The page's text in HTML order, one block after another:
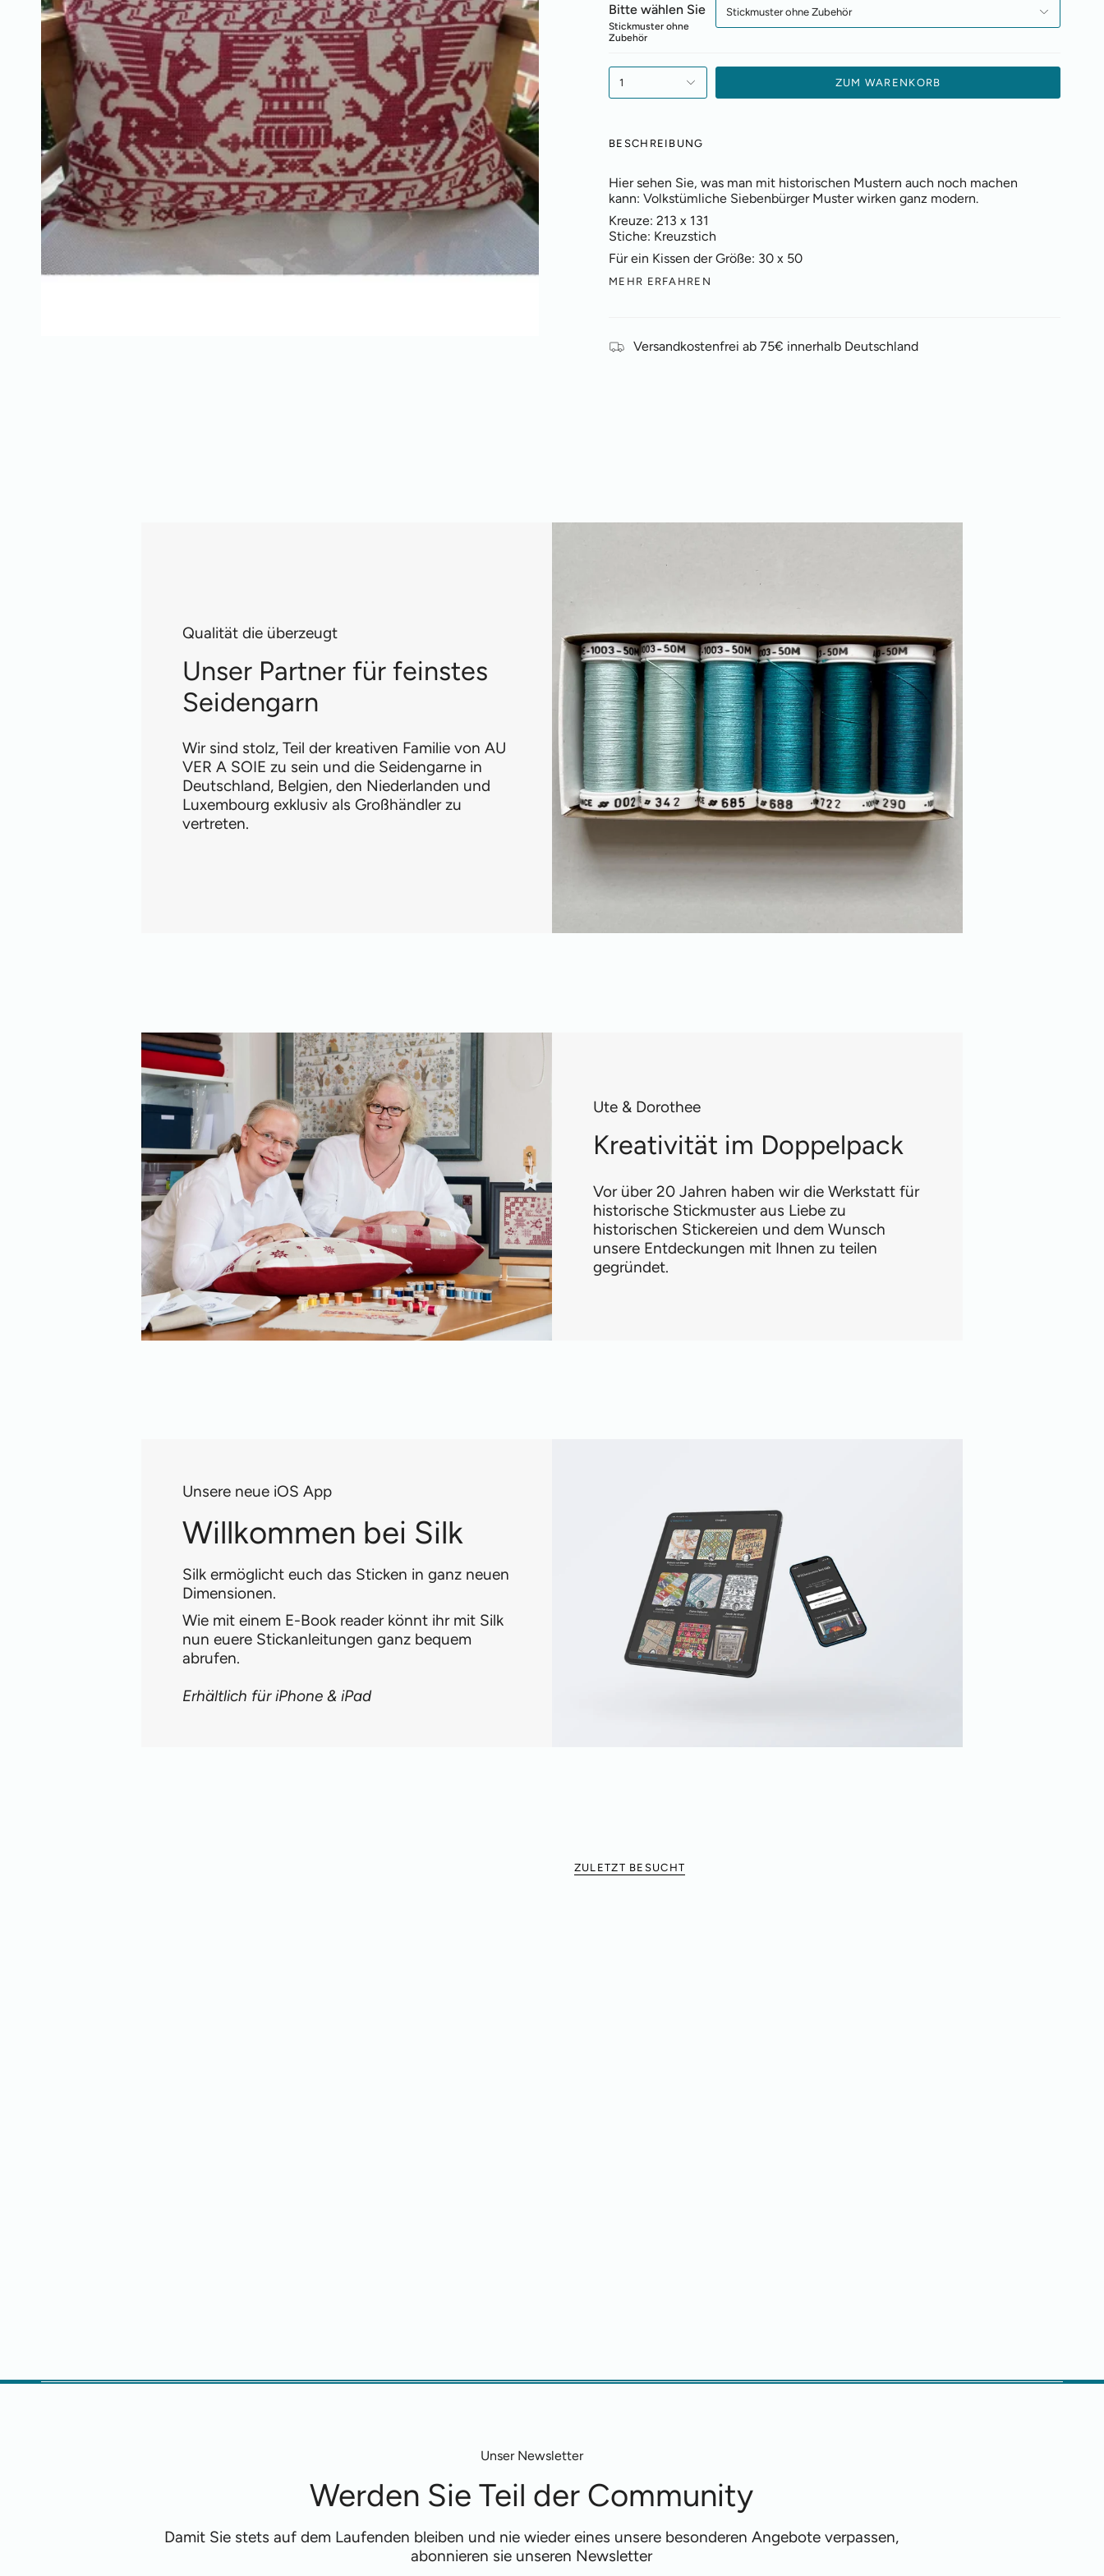
Bitte wählen Sie
Stickmuster ohne
Zubehör
Stickmuster ohne Zubehör
1 ZUM WARENKORB
BESCHREIBUNG
Hier sehen Sie, was man mit historischen Mustern auch noch machen
kann: Volkstümliche Siebenbürger Muster wirken ganz modern.
Kreuze: 213 x 131
Stiche: Kreuzstich
Für ein Kissen der Größe: 30 x 50
MEHR ERFAHREN
Versandkostenfrei ab 75€ innerhalb Deutschland
Qualität die überzeugt
Unser Partner für feinstes
Seidengarn
Wir sind stolz, Teil der kreativen Familie von AU
VER A SOIE zu sein und die Seidengarne in
Deutschland, Belgien, den Niederlanden und
Luxembourg exklusiv als Großhändler zu
vertreten.
Ute & Dorothee
Kreativität im Doppelpack
Vor über 20 Jahren haben wir die Werkstatt für
historische Stickmuster aus Liebe zu
historischen Stickereien und dem Wunsch
unsere Entdeckungen mit Ihnen zu teilen
gegründet.
Unsere neue iOS App
Willkommen bei Silk
Silk ermöglicht euch das Sticken in ganz neuen
Dimensionen.
Wie mit einem E-Book reader könnt ihr mit Silk
nun euere Stickanleitungen ganz bequem
abrufen.
Erhältlich für iPhone & iPad
ZULETZT BESUCHT
Unser Newsletter
Werden Sie Teil der Community
Damit Sie stets auf dem Laufenden bleiben und nie wieder eines unsere besonderen Angebote verpassen,
abonnieren sie unseren Newsletter